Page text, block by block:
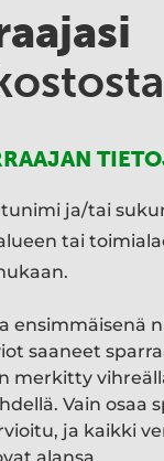
ja/tai
tai
ensimmäisenä
saaneet
merkitty
Vain osaa
ja kaikki